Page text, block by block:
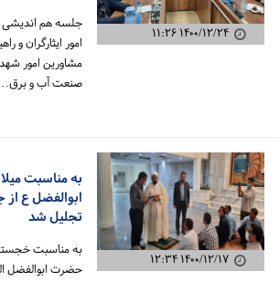
۱۴۰۰/۱۲/۲۴ ۱۱:۲۶
امور ایثارگران و
مشاورین امور شهدا و
صنعت آب و برق…
۱۴۰۰/۱۲/۱۷ ۱۲:۳۴
به مناسبت
ابوالفضل ع از
تجلیل شد
به مناسبت خجسته
حضرت ابوالفضل